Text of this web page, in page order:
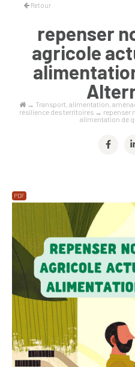
Retour
repenser
agricole
→ Transport, alimentation,
résilience des territoires→ repenser
alimentation de